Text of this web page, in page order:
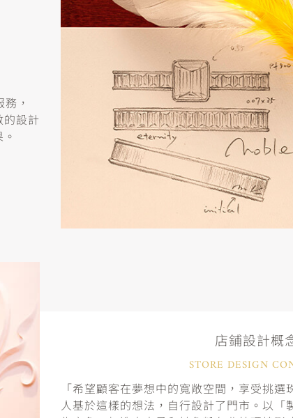
，
設計
店鋪設計概
STORE DESIGN
「希望顧客在夢想中的寬敞空間，享受挑
人基於這樣的想法，自行設計了門市。以「